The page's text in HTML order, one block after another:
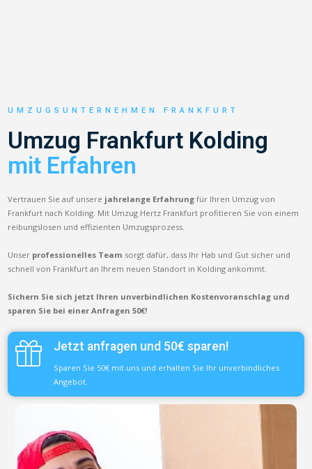
UMZUGSUNTERNEHMEN FRANKFURT
Umzug Frankfurt Kolding
mit Erfahren
Vertrauen Sie auf unsere jahrelange Erfahrung für Ihren Umzug von
Frankfurt nach Kolding. Mit Umzug Hertz Frankfurt profitieren Sie von einem
reibungslosen und effizienten Umzugsprozess.
Unser professionelles Team sorgt dafür, dass Ihr Hab und Gut sicher und
schnell von Frankfurt an Ihrem neuen Standort in Kolding ankommt.
Sichern Sie sich jetzt Ihren unverbindlichen Kostenvoranschlag und
sparen Sie bei einer Anfragen 50€!
Jetzt anfragen und 50€ sparen!
Sparen Sie 50€ mit uns und erhalten Sie Ihr unverbindliches
Angebot.